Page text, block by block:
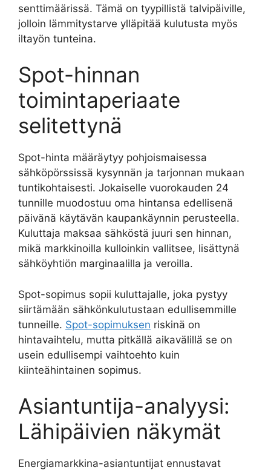
senttimäärissä. Tämä on tyypillistä talvipäiville,
jolloin lämmitystarve ylläpitää kulutusta myös
iltayön tunteina.
Spot-hinnan
toimintaperiaate
selitettynä
Spot-hinta määräytyy pohjoismaisessa
sähköpörssissä kysynnän ja tarjonnan mukaan
tuntikohtaisesti. Jokaiselle vuorokauden 24
tunnille muodostuu oma hintansa edellisenä
päivänä käytävän kaupankäynnin perusteella.
Kuluttaja maksaa sähköstä juuri sen hinnan,
mikä markkinoilla kulloinkin vallitsee, lisättynä
sähköyhtiön marginaalilla ja veroilla.
Spot-sopimus sopii kuluttajalle, joka pystyy
siirtämään sähkönkulutustaan edullisemmille
tunneille. Spot-sopimuksen riskinä on
hintavaihtelu, mutta pitkällä aikavälillä se on
usein edullisempi vaihtoehto kuin
kiinteähintainen sopimus.
Asiantuntija-analyysi:
Lähipäivien näkymät
Energiamarkkina-asiantuntijat ennustavat